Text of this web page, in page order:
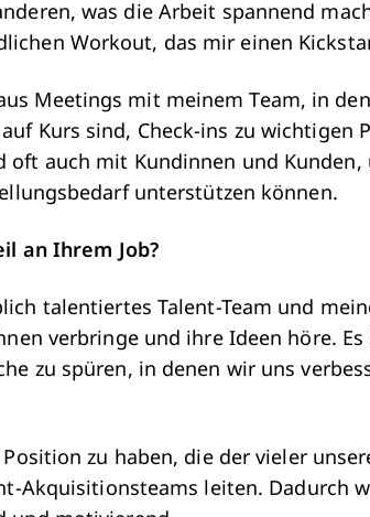
was die Arbeit spannend
Workout, das mir einen
Meetings mit meinem Team, in
Kurs sind, Check-ins zu wichtigen
oft auch mit Kundinnen und Kunden,
unterstützen können.
an Ihrem Job?
talentiertes Talent-Team und
verbringe und ihre Ideen höre.
zu spüren, in denen wir uns
zu haben, die der vieler
Akquisitionsteams leiten. Dadurch